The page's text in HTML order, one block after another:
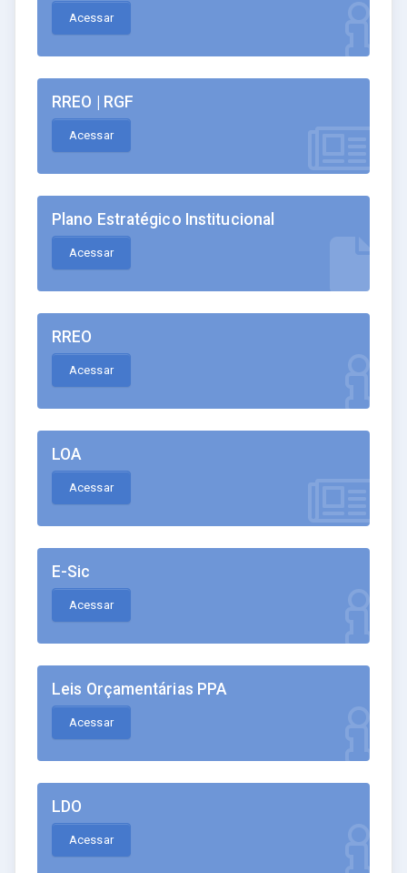
Acessar
RREO | RGF
Acessar
Plano Estratégico Institucional
Acessar
RREO
Acessar
LOA
Acessar
E-Sic
Acessar
Leis Orçamentárias PPA
Acessar
LDO
Acessar